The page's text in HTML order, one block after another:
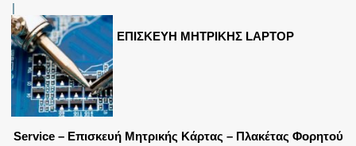
|
ΕΠΙΣΚΕΥΗ ΜΗΤΡΙΚΗΣ LAPTOP
Service – Επισκευή Μητρικής Κάρτας – Πλακέτας Φορητού